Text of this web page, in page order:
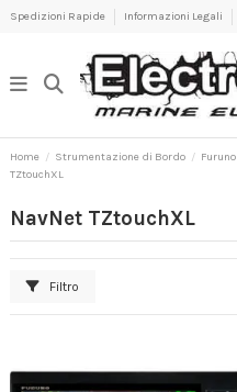
Spedizioni Rapide Informazioni Legali
Home Strumentazione di Bordo Furuno
TZtouchXL
NavNet TZtouchXL
Filtro